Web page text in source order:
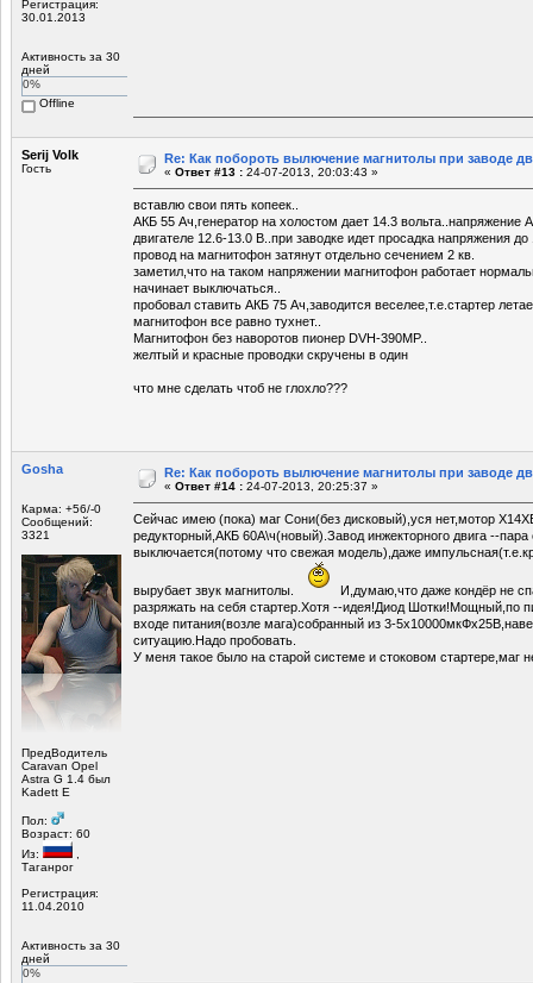
Регистрация:
30.01.2013
Активность за 30
дней
0%
Offline
Serij Volk
Гость
Re: Как побороть вылючение магнитолы при заводе
« Ответ #13 : 24-07-2013, 20:03:43 »
вставлю свои пять копеек..
АКБ 55 Ач,генератор на холостом дает 14.3 вольта..напряжение
двигателе 12.6-13.0 В..при заводке идет просадка напряжения до
провод на магнитофон затянут отдельно сечением 2 кв.
заметил,что на таком напряжении магнитофон работает
начинает выключаться..
пробовал ставить АКБ 75 Ач,заводится веселее,т.е.стартер
магнитофон все равно тухнет..
Магнитофон без наворотов пионер DVH-390MP..
желтый и красные проводки скручены в один
что мне сделать чтоб не глохло???
Gosha
Карма: +56/-0
Сообщений:
3321
ПредВодитель
Caravan Opel
Astra G 1.4 был
Kadett E
Пол:
Возраст: 60
Из:
Таганрог
Регистрация:
11.04.2010
Активность за 30
дней
0%
Re: Как побороть вылючение магнитолы при заводе
« Ответ #14 : 24-07-2013, 20:25:37 »
Сейчас имею (пока) маг Сони(без дисковый),уся нет,мотор
редукторный,АКБ 60А\ч(новый).Завод инжекторного двига --пара
выключается(потому что свежая модель),даже
вырубает звук магнитолы.
И,думаю,что даже кондёр не
разряжать на себя стартер.Хотя --идея!Диод Шотки!Мощный,по
входе питания(возле мага)собранный из 3-
ситуацию.Надо пробовать.
У меня такое было на старой системе и стоковом стартере,маг